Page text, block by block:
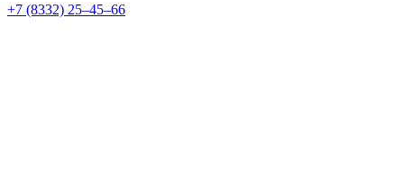
+7 (8332) 25‒45‒66